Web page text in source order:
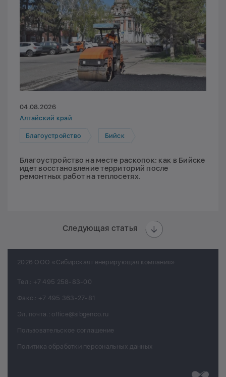
04.08.2026
Алтайский край
Благоустройство Бийск
Благоустройство на месте раскопок: как в Бийске
идет восстановление территорий после
ремонтных работ на теплосетях.
Следующая статья
2026 ООО «Сибирская генерирующая компания»
Тел.: +7 495 258-83-00
Факс.: +7 495 363-27-81
Эл. почта.: office@sibgenco.ru
Пользовательское соглашение
Политика обработки персональных данных